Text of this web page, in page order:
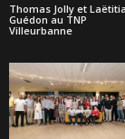
Thomas Jolly et Laëtitia
Guédon au TNP
Villeurbanne